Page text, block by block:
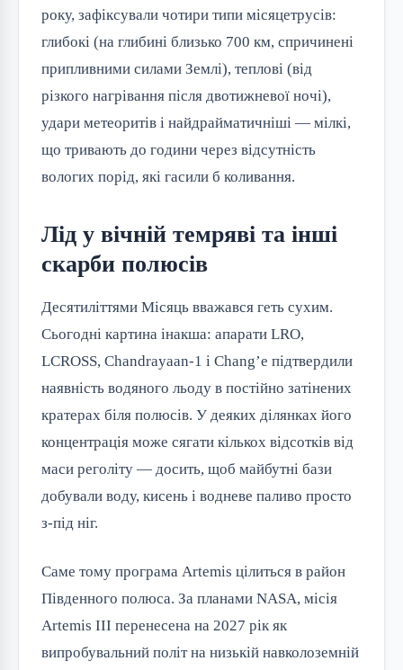
року, зафіксували чотири типи місяцетрусів:
глибокі (на глибині близько 700 км, спричинені
припливними силами Землі), теплові (від
різкого нагрівання після двотижневої ночі),
удари метеоритів і найдрайматичніші — мілкі,
що тривають до години через відсутність
вологих порід, які гасили б коливання.
Лід у вічній темряві та інші
скарби полюсів
Десятиліттями Місяць вважався геть сухим.
Сьогодні картина інакша: апарати LRO,
LCROSS, Chandrayaan-1 і Chang’e підтвердили
наявність водяного льоду в постійно затінених
кратерах біля полюсів. У деяких ділянках його
концентрація може сягати кількох відсотків від
маси реголіту — досить, щоб майбутні бази
добували воду, кисень і водневе паливо просто
з-під ніг.
Саме тому програма Artemis цілиться в район
Південного полюса. За планами NASA, місія
Artemis III перенесена на 2027 рік як
випробувальний політ на низькій навколоземній